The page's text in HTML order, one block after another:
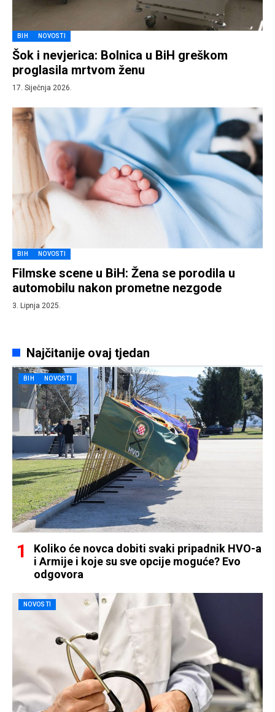
BIH NOVOSTI
Šok i nevjerica: Bolnica u BiH greškom
proglasila mrtvom ženu
17. Siječnja 2026.
BIH NOVOSTI
Filmske scene u BiH: Žena se porodila u
automobilu nakon prometne nezgode
3. Lipnja 2025.
Najčitanije ovaj tjedan
BIH NOVOSTI
Koliko će novca dobiti svaki pripadnik HVO-a
i Armije i koje su sve opcije moguće? Evo
odgovora
NOVOSTI